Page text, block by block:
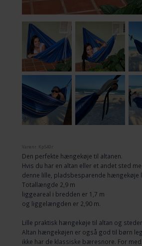
Varenr. Kp540r
Den perfekte hængekøje til altanen.
Hvis du har en altan eller et andet sted
denne lille, pladsbesparende hængekøje
Totallængde 2,9 m
liggeareal i bredden er 1,7 m
og liggelængden er 2,90 m.
Lille praktisk hængekøje til altan og
Altan hængekøjen er også god til børn
ikke har de klassiske bæresnore. For